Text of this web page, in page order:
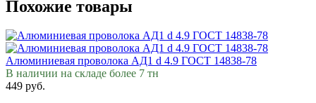
Похожие товары
Алюминиевая проволока АД1 d 4.9 ГОСТ 14838-78
В наличии на складе более 7 тн
449 руб.